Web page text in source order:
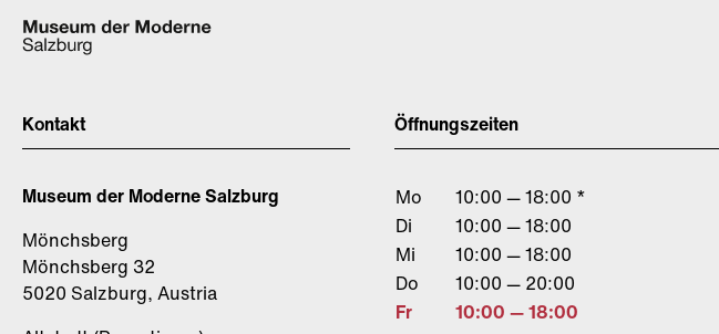
Kontakt
Museum der Moderne Salzburg
Mönchsberg
Mönchsberg 32
5020 Salzburg, Austria
Öffnungszeiten
Mo
10:00 — 18:00 *
Di
10:00 — 18:00
Mi
10:00 — 18:00
Do
10:00 — 20:00
Fr
10:00 — 18:00